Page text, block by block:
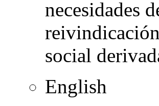
necesidades
social
English